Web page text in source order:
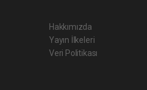
Hakkımızda
Yayın İlkeleri
Veri Politikası